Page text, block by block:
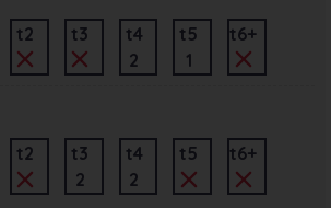
t2 t3
t4
2
t5
1
t6+
t2
t3
2
t4
2
t5 t6+